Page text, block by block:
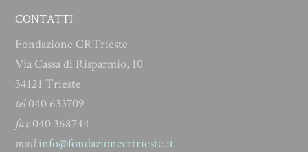
CONTATTI
Fondazione CRTrieste
Via Cassa di Risparmio, 10
34121 Trieste
tel040 633709
fax040 368744
mailinfo@fondazionecrtrieste.it